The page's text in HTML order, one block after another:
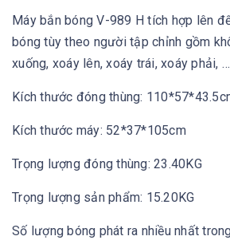
Máy bắn bóng V-989 H tích hợp lên
bóng tùy theo người tập chỉnh gồm
xuống, xoáy lên, xoáy trái, xoáy phải, …
Kích thước đóng thùng:
Kích thước máy: 52*37*105cm
Trọng lượng đóng thùng: 23.40KG
Trọng lượng sản phẩm: 15.20KG
Số lượng bóng phát ra nhiều nhất